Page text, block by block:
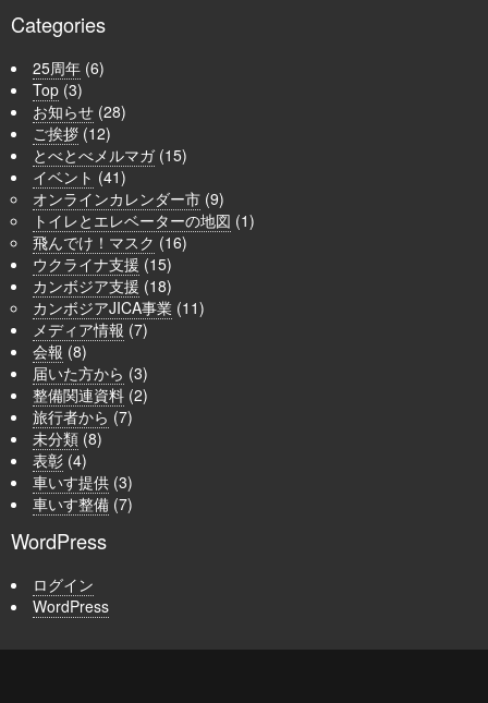
Categories
25周年 (6)
Top (3)
お知らせ (28)
ご挨拶 (12)
とべとべメルマガ(15)
イベント (41)
オンラインカレンダー市 (9)
トイレとエレベーターの地図 (1)
飛んでけ！マスク (16)
ウクライナ支援 (15)
カンボジア支援 (18)
カンボジアJICA事業 (11)
メディア情報 (7)
会報 (8)
届いた方から (3)
整備関連資料 (2)
旅行者から (7)
未分類 (8)
表彰 (4)
車いす提供 (3)
車いす整備 (7)
WordPress
ログイン
WordPress